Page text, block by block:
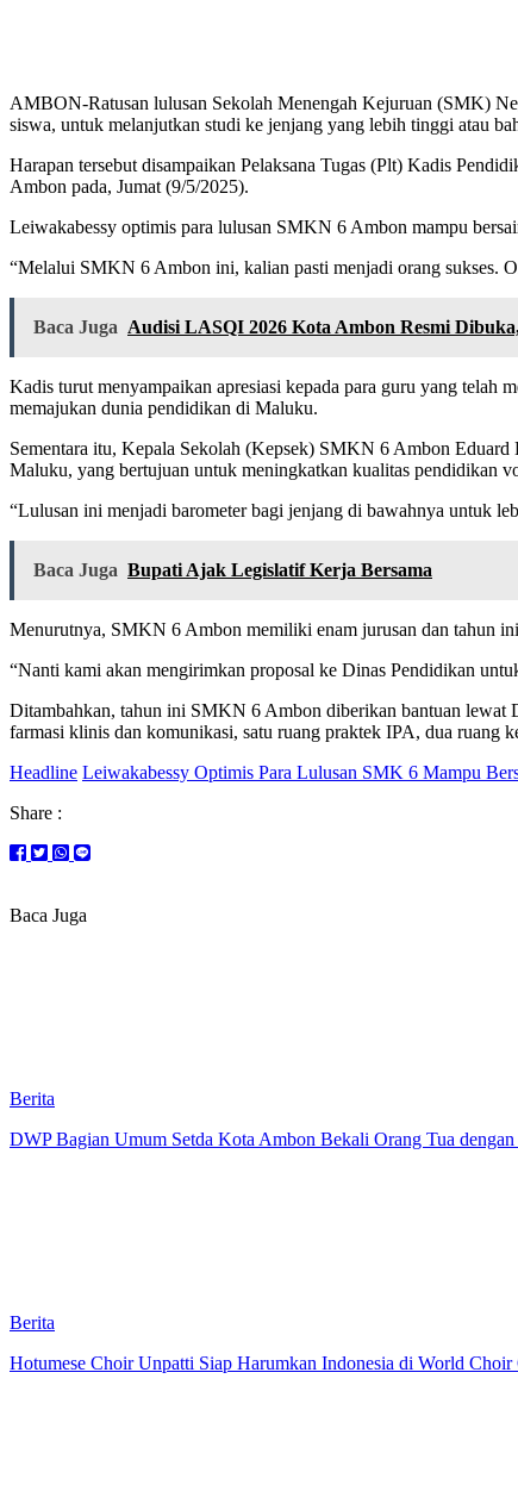
AMBON-Ratusan lulusan Sekolah Menengah Kejuruan (SMK)
siswa, untuk melanjutkan studi ke jenjang yang lebih tinggi atau
Harapan tersebut disampaikan Pelaksana Tugas (Plt) Kadis
Ambon pada, Jumat (9/5/2025).
Leiwakabessy optimis para lulusan SMKN 6 Ambon mampu
“Melalui SMKN 6 Ambon ini, kalian pasti menjadi orang sukses.
Baca Juga Audisi LASQI 2026 Kota Ambon Resmi
Kadis turut menyampaikan apresiasi kepada para guru yang
memajukan dunia pendidikan di Maluku.
Sementara itu, Kepala Sekolah (Kepsek) SMKN 6 Ambon
Maluku, yang bertujuan untuk meningkatkan kualitas pendidikan
“Lulusan ini menjadi barometer bagi jenjang di bawahnya untuk
Baca Juga Bupati Ajak Legislatif Kerja Bersama
Menurutnya, SMKN 6 Ambon memiliki enam jurusan dan tahun
“Nanti kami akan mengirimkan proposal ke Dinas Pendidikan
Ditambahkan, tahun ini SMKN 6 Ambon diberikan bantuan lewat
farmasi klinis dan komunikasi, satu ruang praktek IPA, dua ruang
Headline Leiwakabessy Optimis Para Lulusan SMK 6 Mampu
Share :
Baca Juga
Berita
DWP Bagian Umum Setda Kota Ambon Bekali Orang Tua
Berita
Hotumese Choir Unpatti Siap Harumkan Indonesia di World